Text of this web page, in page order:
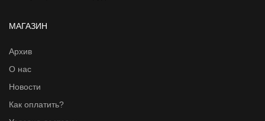
МАГАЗИН
Архив
О нас
Новости
Как оплатить?